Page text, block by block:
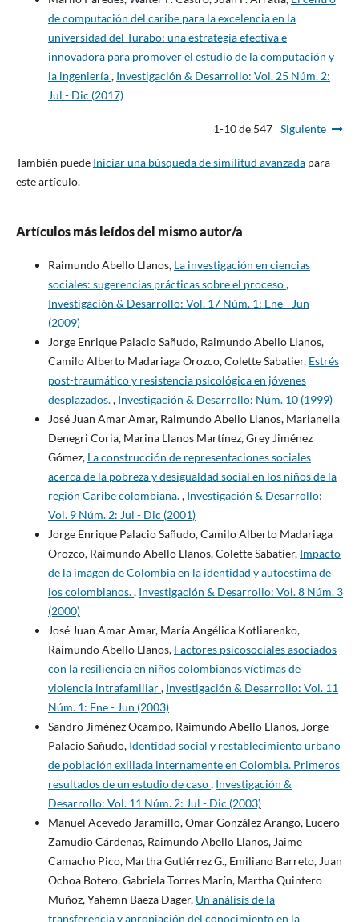
de computación del caribe para la excelencia en la
universidad del Turabo: una estrategia efectiva e
innovadora para promover el estudio de la computación y
la ingeniería, Investigación & Desarrollo: Vol. 25 Núm. 2:
Jul - Dic (2017)
1-10 de 547 Siguiente
También puede Iniciar una búsqueda de similitud avanzadapara
este artículo.
Artículos más leídos del mismo autor/a
Raimundo Abello Llanos, La investigación en ciencias
sociales: sugerencias prácticas sobre el proceso,
Investigación & Desarrollo: Vol. 17 Núm. 1: Ene - Jun
(2009)
Jorge Enrique Palacio Sañudo, Raimundo Abello Llanos,
Camilo Alberto Madariaga Orozco, Colette Sabatier, Estrés
post-traumático y resistencia psicológica en jóvenes
desplazados., Investigación & Desarrollo: Núm. 10 (1999)
José Juan Amar Amar, Raimundo Abello Llanos, Marianella
Denegri Coria, Marina Llanos Martínez, Grey Jiménez
Gómez, La construcción de representaciones sociales
acerca de la pobreza y desigualdad social en los niños de la
región Caribe colombiana., Investigación & Desarrollo:
Vol. 9 Núm. 2: Jul - Dic (2001)
Jorge Enrique Palacio Sañudo, Camilo Alberto Madariaga
Orozco, Raimundo Abello Llanos, Colette Sabatier, Impacto
de la imagen de Colombia en la identidad y autoestima de
los colombianos., Investigación & Desarrollo: Vol. 8 Núm. 3
(2000)
José Juan Amar Amar, María Angélica Kotliarenko,
Raimundo Abello Llanos, Factores psicosociales asociados
con la resiliencia en niños colombianos víctimas de
violencia intrafamiliar, Investigación & Desarrollo: Vol. 11
Núm. 1: Ene - Jun (2003)
Sandro Jiménez Ocampo, Raimundo Abello Llanos, Jorge
Palacio Sañudo, Identidad social y restablecimiento urbano
de población exiliada internamente en Colombia. Primeros
resultados de un estudio de caso, Investigación &
Desarrollo: Vol. 11 Núm. 2: Jul - Dic (2003)
Manuel Acevedo Jaramillo, Omar González Arango, Lucero
Zamudio Cárdenas, Raimundo Abello Llanos, Jaime
Camacho Pico, Martha Gutiérrez G., Emiliano Barreto, Juan
Ochoa Botero, Gabriela Torres Marín, Martha Quintero
Muñoz, Yahemn Baeza Dager, Un análisis de la
transferencia y apropiación del conocimiento en la